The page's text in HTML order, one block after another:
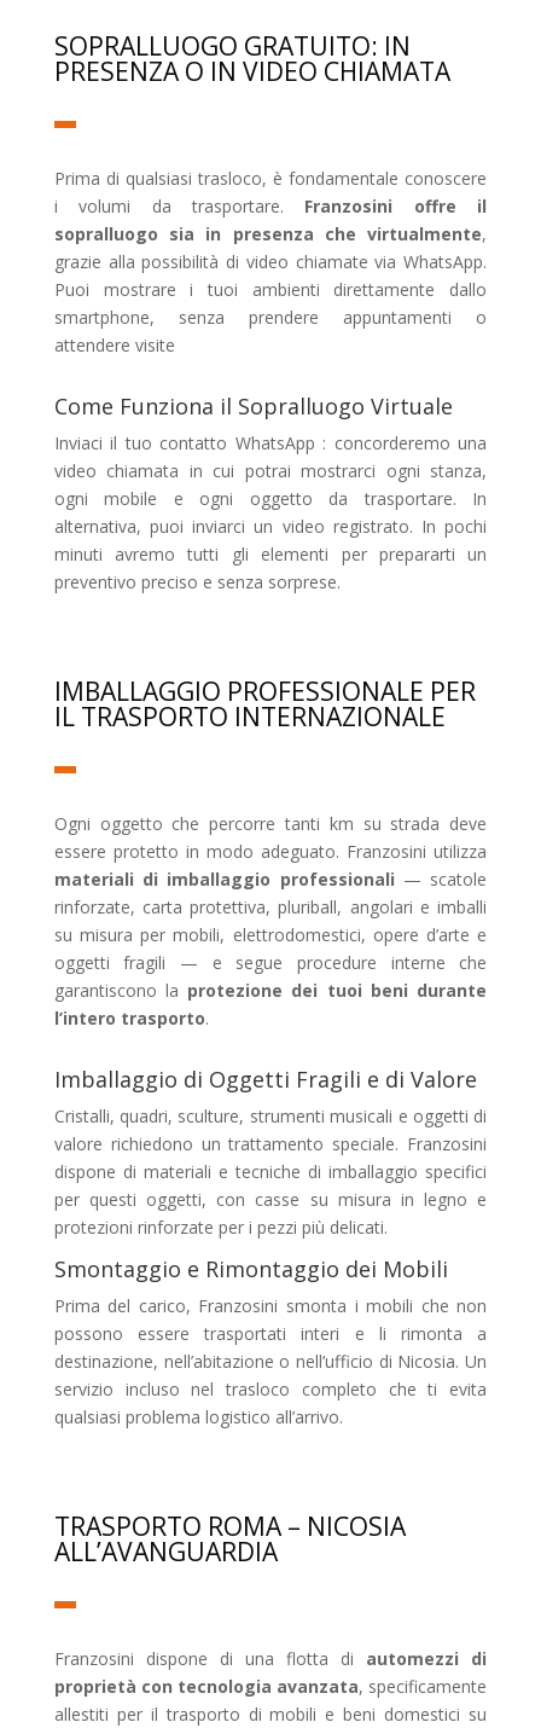
SOPRALLUOGO GRATUITO: IN
PRESENZA O IN VIDEO CHIAMATA
Prima di qualsiasi trasloco, è fondamentale conoscere
i volumi da trasportare. Franzosini offre il
sopralluogo sia in presenza che virtualmente,
grazie alla possibilità di video chiamate via WhatsApp.
Puoi mostrare i tuoi ambienti direttamente dallo
smartphone, senza prendere appuntamenti o
attendere visite
Come Funziona il Sopralluogo Virtuale
Inviaci il tuo contatto WhatsApp : concorderemo una
video chiamata in cui potrai mostrarci ogni stanza,
ogni mobile e ogni oggetto da trasportare. In
alternativa, puoi inviarci un video registrato. In pochi
minuti avremo tutti gli elementi per prepararti un
preventivo preciso e senza sorprese.
IMBALLAGGIO PROFESSIONALE PER
IL TRASPORTO INTERNAZIONALE
Ogni oggetto che percorre tanti km su strada deve
essere protetto in modo adeguato. Franzosini utilizza
materiali di imballaggio professionali — scatole
rinforzate, carta protettiva, pluriball, angolari e imballi
su misura per mobili, elettrodomestici, opere d’arte e
oggetti fragili — e segue procedure interne che
garantiscono la protezione dei tuoi beni durante
l’intero trasporto.
Imballaggio di Oggetti Fragili e di Valore
Cristalli, quadri, sculture, strumenti musicali e oggetti di
valore richiedono un trattamento speciale. Franzosini
dispone di materiali e tecniche di imballaggio specifici
per questi oggetti, con casse su misura in legno e
protezioni rinforzate per i pezzi più delicati.
Smontaggio e Rimontaggio dei Mobili
Prima del carico, Franzosini smonta i mobili che non
possono essere trasportati interi e li rimonta a
destinazione, nell’abitazione o nell’ufficio di Nicosia. Un
servizio incluso nel trasloco completo che ti evita
qualsiasi problema logistico all’arrivo.
TRASPORTO ROMA – NICOSIA
ALL’AVANGUARDIA
Franzosini dispone di una flotta di automezzi di
proprietà con tecnologia avanzata, specificamente
allestiti per il trasporto di mobili e beni domestici su